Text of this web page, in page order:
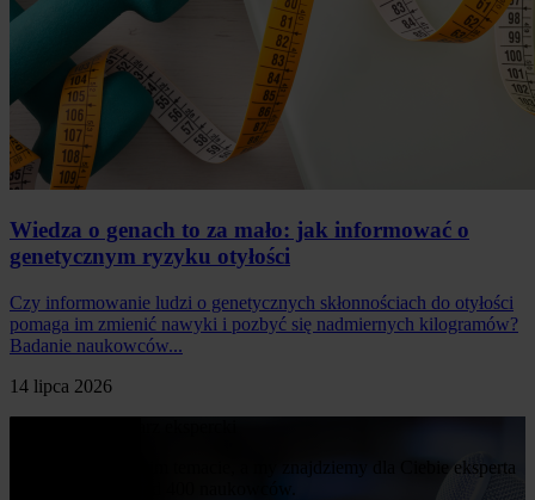
Wiedza o genach to za mało: jak informować o
genetycznym ryzyku otyłości
Czy informowanie ludzi o genetycznych skłonnościach do otyłości
pomaga im zmienić nawyki i pozbyć się nadmiernych kilogramów?
Badanie naukowców...
14 lipca 2026
Napisz nam o swoim temacie, a my znajdziemy dla Ciebie eksperta